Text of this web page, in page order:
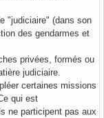
"judiciaire" (dans son
des gendarmes et
privées, formés ou
judiciaire.
certaines missions
qui est
ne participent pas aux